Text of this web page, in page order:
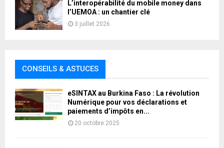
L’interopérabilité du mobile money dans
l’UEMOA : un chantier clé
3 juillet 2026
CONSEILS & ASTUCES
eSINTAX au Burkina Faso : La révolution
Numérique pour vos déclarations et
paiements d’impôts en...
20 octobre 2025